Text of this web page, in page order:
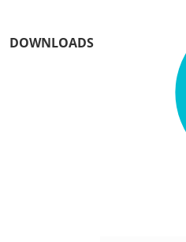
DOWNLOADS